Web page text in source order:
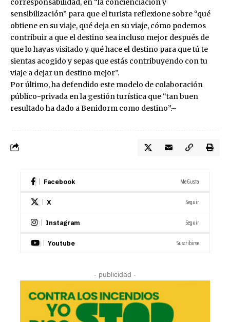
corresponsabilidad, en “la concienciación y
sensibilización” para que el turista reflexione sobre “qué
obtiene en su viaje, qué deja en su viaje, cómo podemos
contribuir a que el destino sea incluso mejor después de
que lo hayas visitado y qué hace el destino para que tú te
sientas acogido y sepas que estás contribuyendo con tu
viaje a dejar un destino mejor”.
Por último, ha defendido este modelo de colaboración
público-privada en la gestión turística que “tan buen
resultado ha dado a Benidorm como destino”.–
Facebook Me Gusta
X Seguir
Instagram Seguir
Youtube Suscribirse
- publicidad -